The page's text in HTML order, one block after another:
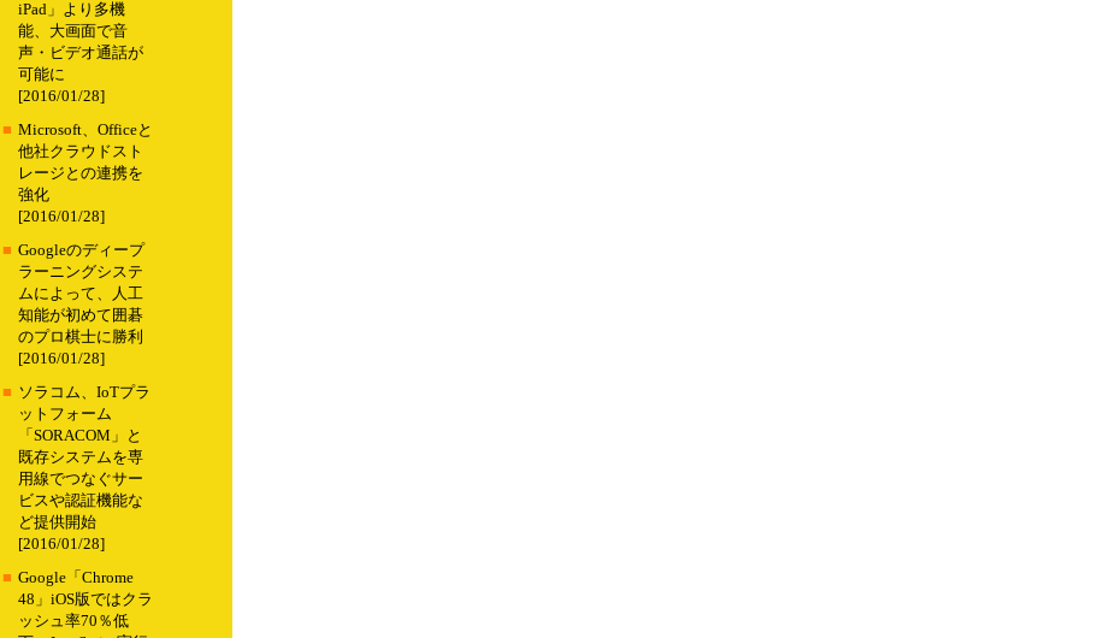
iPad」より多機
能、大画面で音
声・ビデオ通話が
可能に
[2016/01/28]
■ Microsoft、Officeと
他社クラウドスト
レージとの連携を
強化
[2016/01/28]
■ Googleのディープ
ラーニングシステ
ムによって、人工
知能が初めて囲碁
のプロ棋士に勝利
[2016/01/28]
■ ソラコム、IoTプラ
ットフォーム
「SORACOM」と
既存システムを専
用線でつなぐサー
ビスや認証機能な
ど提供開始
[2016/01/28]
■ Google「Chrome
48」iOS版ではクラ
ッシュ率70％低